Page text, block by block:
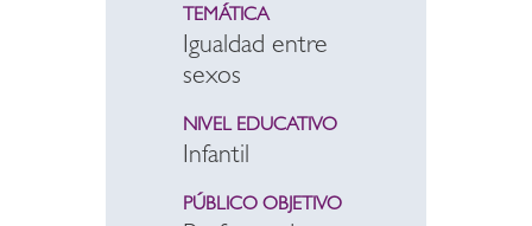
TEMÁTICA
Igualdad entre
sexos
NIVEL EDUCATIVO
Infantil
PÚBLICO OBJETIVO